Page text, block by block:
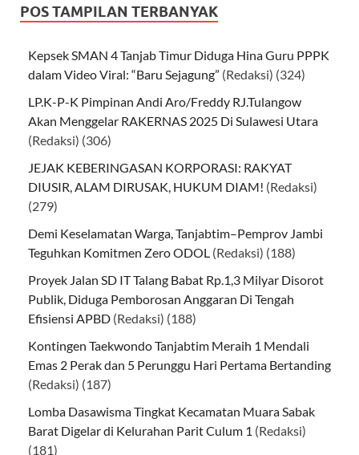
POS TAMPILAN TERBANYAK
Kepsek SMAN 4 Tanjab Timur Diduga Hina Guru PPPK
dalam Video Viral: “Baru Sejagung” (Redaksi) (324)
LP.K-P-K Pimpinan Andi Aro/Freddy RJ.Tulangow
Akan Menggelar RAKERNAS 2025 Di Sulawesi Utara
(Redaksi) (306)
JEJAK KEBERINGASAN KORPORASI: RAKYAT
DIUSIR, ALAM DIRUSAK, HUKUM DIAM! (Redaksi)
(279)
Demi Keselamatan Warga, Tanjabtim–Pemprov Jambi
Teguhkan Komitmen Zero ODOL (Redaksi) (188)
Proyek Jalan SD IT Talang Babat Rp.1,3 Milyar Disorot
Publik, Diduga Pemborosan Anggaran Di Tengah
Efisiensi APBD (Redaksi) (188)
Kontingen Taekwondo Tanjabtim Meraih 1 Mendali
Emas 2 Perak dan 5 Perunggu Hari Pertama Bertanding
(Redaksi) (187)
Lomba Dasawisma Tingkat Kecamatan Muara Sabak
Barat Digelar di Kelurahan Parit Culum 1 (Redaksi)
(181)